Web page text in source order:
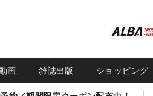
画 雑誌出版 ショッピング